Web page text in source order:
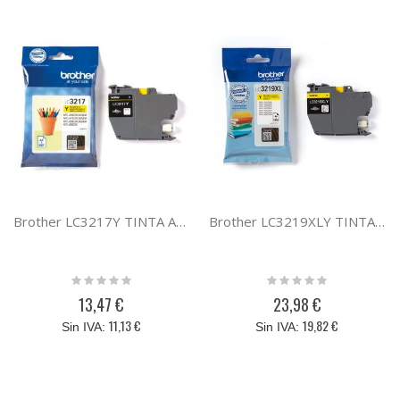
Brother LC3217Y TINTA AMARILLO MFCJ6530DW/MFCJ6930D
Rating:
13,47 €
11,13 €
Brother LC3219XLY TINTA AMARILLO AC 6530DW/ 6930DW
Rating:
23,98 €
19,82 €